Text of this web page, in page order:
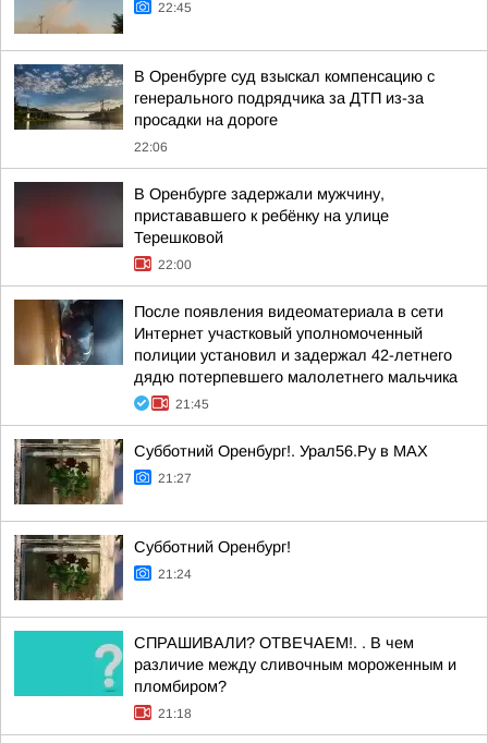
22:45
В Оренбурге суд взыскал компенсацию с
генерального подрядчика за ДТП из-за
просадки на дороге
22:06
В Оренбурге задержали мужчину,
пристававшего к ребёнку на улице
Терешковой
22:00
После появления видеоматериала в сети
Интернет участковый уполномоченный
полиции установил и задержал 42-летнего
дядю потерпевшего малолетнего мальчика
21:45
Субботний Оренбург!. Урал56.Ру в МАХ
21:27
Субботний Оренбург!
21:24
СПРАШИВАЛИ? ОТВЕЧАЕМ!. . В чем
различие между сливочным мороженным и
пломбиром?
21:18